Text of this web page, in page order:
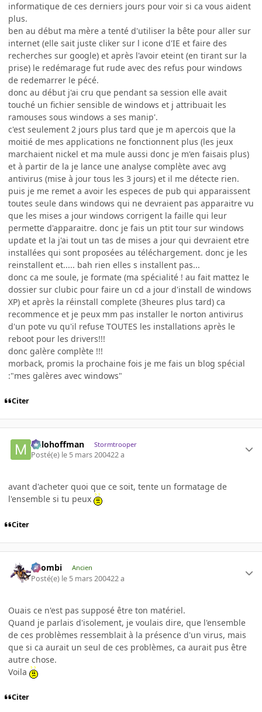
informatique de ces derniers jours pour voir si ca vous aident
plus.
ben au début ma mère a tenté d'utiliser la bête pour aller sur
internet (elle sait juste cliker sur l icone d'IE et faire des
recherches sur google) et après l'avoir eteint (en tirant sur la
prise) le redémarage fut rude avec des refus pour windows
de redemarrer le pécé.
donc au début j'ai cru que pendant sa session elle avait
touché un fichier sensible de windows et j attribuait les
ramouses sous windows a ses manip'.
c'est seulement 2 jours plus tard que je m apercois que la
moitié de mes applications ne fonctionnent plus (les jeux
marchaient nickel et ma mule aussi donc je m'en faisais plus)
et à partir de la je lance une analyse complète avec avg
antivirus (mise à jour tous les 3 jours) et il me détecte rien.
puis je me remet a avoir les especes de pub qui apparaissent
toutes seule dans windows qui ne devraient pas apparaitre vu
que les mises a jour windows corrigent la faille qui leur
permette d'apparaitre. donc je fais un ptit tour sur windows
update et la j'ai tout un tas de mises a jour qui devraient etre
installées qui sont proposées au téléchargement. donc je les
reinstallent et..... bah rien elles s installent pas...
donc ca me soule, je formate (ma spécialité ! au fait mattez le
dossier sur clubic pour faire un cd a jour d'install de windows
XP) et après la réinstall complete (3heures plus tard) ca
recommence et je peux mm pas installer le norton antivirus
d'un pote vu qu'il refuse TOUTES les installations après le
reboot pour les drivers!!!
donc galère complète !!!
morback, promis la prochaine fois je me fais un blog spécial
:"mes galères avec windows"
Citer
milohoffman Stormtrooper
Posté(e) le 5 mars 200422 a
avant d'acheter quoi que ce soit, tente un formatage de
l'ensemble si tu peux
Citer
XZombi Ancien
Posté(e) le 5 mars 200422 a
Ouais ce n'est pas supposé être ton matériel.
Quand je parlais d'isolement, je voulais dire, que l'ensemble
de ces problèmes ressemblait à la présence d'un virus, mais
que si ca aurait un seul de ces problèmes, ca aurait pus être
autre chose.
Voila
Citer